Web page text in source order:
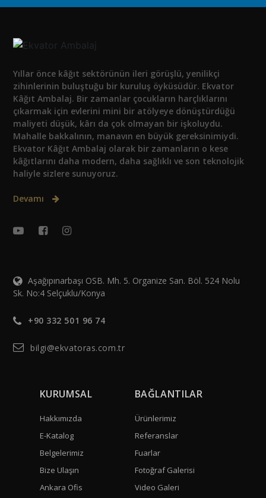
Yıllar önce kâğıt sektörünün ileri görüşlü, yenilikçi
zihinlerinin buluştuğu bir kuruluş öyküsüdür. Ekvator
Kâğıt Ambalaj. Bir zamanlar çocukların harçlıklarını
çıkarmak için evlerini mini bir atölyeye dönüştürdüğü
maliyeti düşük, kârı da çok olmayan bir işkoluydu.
Mahalle bakkalının, manavın en büyük gereksinimiydi.
Ekvator Kâğıt Ambalaj olarak bir zamanların o kese
kâğıtlarını daha modern, daha sağlıklı ve son teknolojik
haliyle sizlere sunuyoruz.
Devamı
Aşağıpınarbaşı OSB. Mh. 5. Organize San. Böl. 524 Nolu
Sk. No:4 Selçuklu/Konya
+90 332 501 96 74
bilgi@ekvatoras.com.tr
KURUMSAL
Hakkımızda
E-Katalog
Belgelerimiz
Bize Ulaşın
Ankara Ofis
BAĞLANTILAR
Ürünlerimiz
Referanslar
Fuarlar
Fotoğraf Galerisi
Video Galeri